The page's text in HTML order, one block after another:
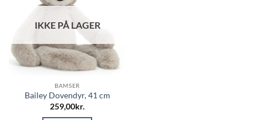
IKKE PÅ LAGER
BAMSER
Bailey Dovendyr, 41 cm
259,00kr.